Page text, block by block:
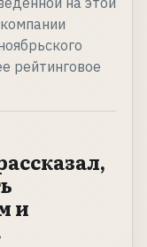
рейтинговое
и